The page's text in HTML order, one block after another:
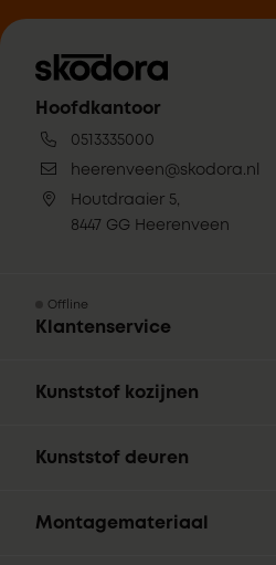
Hoofdkantoor
0513335000
heerenveen@skodora.nl
Houtdraaier 5,
8447 GG Heerenveen
Offline
Klantenservice
Kunststof kozijnen
Kunststof deuren
Montagemateriaal